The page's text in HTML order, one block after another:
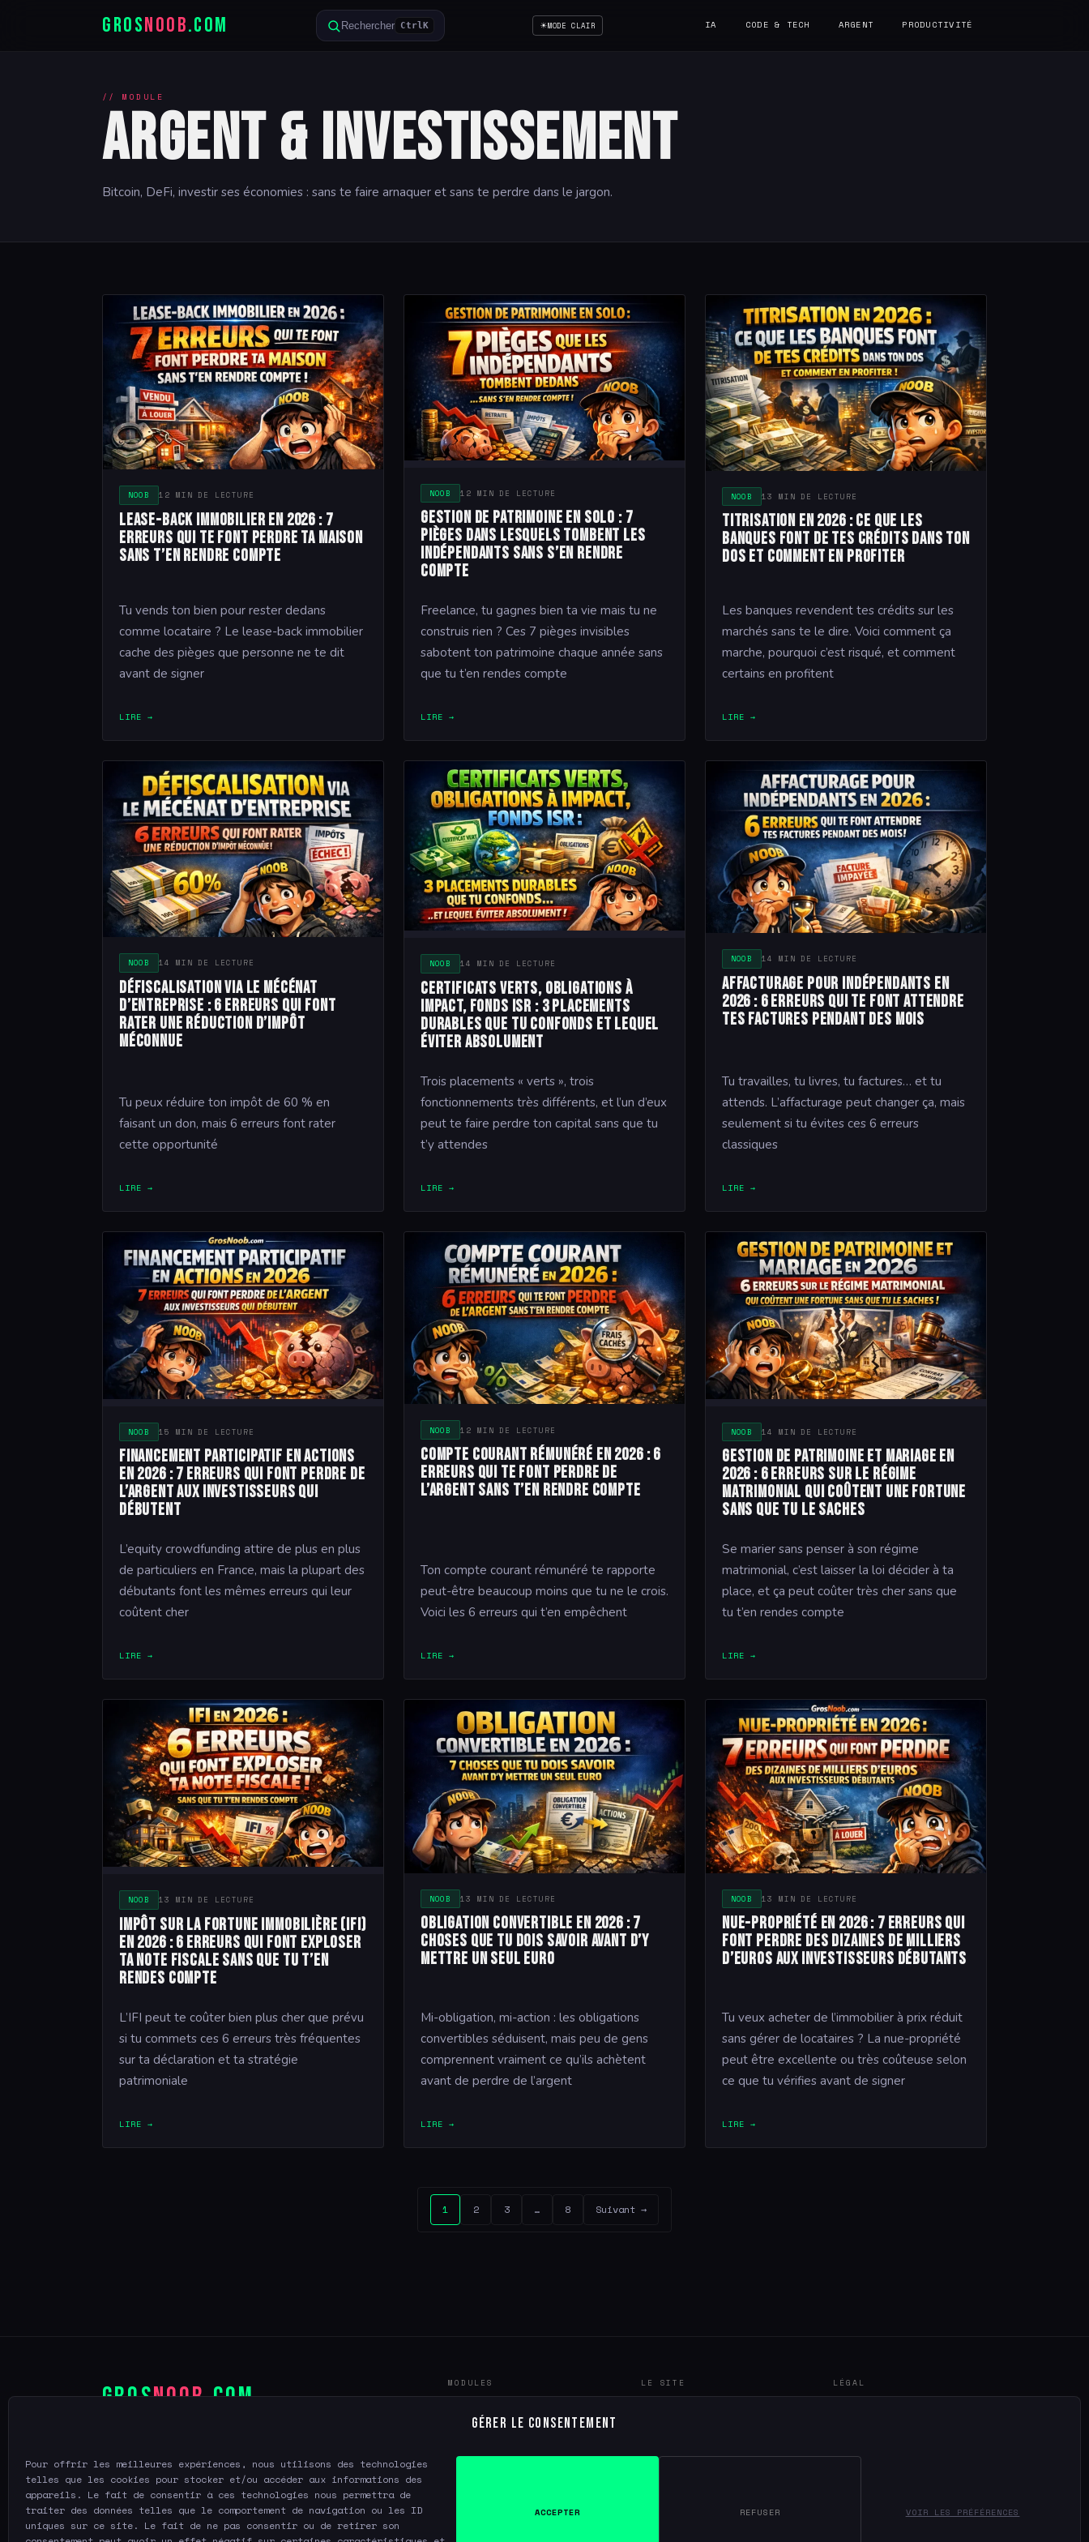
Gérer le consentement
Pour offrir les meilleures expériences, nous utilisons des technologies
telles que les cookies pour stocker et/ou accéder aux informations des
appareils. Le fait de consentir à ces technologies nous permettra de
traiter des données telles que le comportement de navigation ou les ID
uniques sur ce site. Le fait de ne pas consentir ou de retirer son
ACCEPTER REFUSER VOIR LES PRÉFÉRENCES
GROSNOOB.COM Rechercher CtrlK ☀MODE CLAIR IA CODE & TECH ARGENT PRODUCTIVITÉ
// MODULE
Argent & Investissement
Bitcoin, DeFi, investir ses économies : sans te faire arnaquer et sans te perdre dans le jargon.
NOOB 12 MIN DE LECTURE
Lease-back immobilier en 2026 : 7
erreurs qui te font perdre ta maison
sans t’en rendre compte
Tu vends ton bien pour rester dedans
comme locataire ? Le lease-back immobilier
cache des pièges que personne ne te dit
avant de signer
LIRE →
NOOB 12 MIN DE LECTURE
Gestion de patrimoine en solo : 7
pièges dans lesquels tombent les
indépendants sans s’en rendre
compte
Freelance, tu gagnes bien ta vie mais tu ne
construis rien ? Ces 7 pièges invisibles
sabotent ton patrimoine chaque année sans
que tu t’en rendes compte
LIRE →
NOOB 13 MIN DE LECTURE
Titrisation en 2026 : ce que les
banques font de tes crédits dans ton
dos et comment en profiter
Les banques revendent tes crédits sur les
marchés sans te le dire. Voici comment ça
marche, pourquoi c’est risqué, et comment
certains en profitent
LIRE →
NOOB 14 MIN DE LECTURE
Défiscalisation via le mécénat
d’entreprise : 6 erreurs qui font
rater une réduction d’impôt
méconnue
Tu peux réduire ton impôt de 60 % en
faisant un don, mais 6 erreurs font rater
cette opportunité
LIRE →
NOOB 14 MIN DE LECTURE
Certificats verts, obligations à
impact, fonds ISR : 3 placements
durables que tu confonds et lequel
éviter absolument
Trois placements « verts », trois
fonctionnements très différents, et l’un d’eux
peut te faire perdre ton capital sans que tu
t’y attendes
LIRE →
NOOB 14 MIN DE LECTURE
Affacturage pour indépendants en
2026 : 6 erreurs qui te font attendre
tes factures pendant des mois
Tu travailles, tu livres, tu factures… et tu
attends. L’affacturage peut changer ça, mais
seulement si tu évites ces 6 erreurs
classiques
LIRE →
NOOB 15 MIN DE LECTURE
Financement participatif en actions
en 2026 : 7 erreurs qui font perdre de
l’argent aux investisseurs qui
débutent
L’equity crowdfunding attire de plus en plus
de particuliers en France, mais la plupart des
débutants font les mêmes erreurs qui leur
coûtent cher
LIRE →
NOOB 12 MIN DE LECTURE
Compte courant rémunéré en 2026 : 6
erreurs qui te font perdre de
l’argent sans t’en rendre compte
Ton compte courant rémunéré te rapporte
peut-être beaucoup moins que tu ne le crois.
Voici les 6 erreurs qui t’en empêchent
LIRE →
NOOB 14 MIN DE LECTURE
Gestion de patrimoine et mariage en
2026 : 6 erreurs sur le régime
matrimonial qui coûtent une fortune
sans que tu le saches
Se marier sans penser à son régime
matrimonial, c’est laisser la loi décider à ta
place, et ça peut coûter très cher sans que
tu t’en rendes compte
LIRE →
NOOB 13 MIN DE LECTURE
Impôt sur la fortune immobilière (IFI)
en 2026 : 6 erreurs qui font exploser
ta note fiscale sans que tu t’en
rendes compte
L’IFI peut te coûter bien plus cher que prévu
si tu commets ces 6 erreurs très fréquentes
sur ta déclaration et ta stratégie
patrimoniale
LIRE →
NOOB 13 MIN DE LECTURE
Obligation convertible en 2026 : 7
choses que tu dois savoir avant d’y
mettre un seul euro
Mi-obligation, mi-action : les obligations
convertibles séduisent, mais peu de gens
comprennent vraiment ce qu’ils achètent
avant de perdre de l’argent
LIRE →
NOOB 13 MIN DE LECTURE
Nue-propriété en 2026 : 7 erreurs qui
font perdre des dizaines de milliers
d’euros aux investisseurs débutants
Tu veux acheter de l’immobilier à prix réduit
sans gérer de locataires ? La nue-propriété
peut être excellente ou très coûteuse selon
ce que tu vérifies avant de signer
LIRE →
1 2 3 … 8 Suivant →
GROSNOOB.COM
Juste ce qu'il faut savoir.
MODULES
Intelligence Artificielle
LE SITE LÉGAL